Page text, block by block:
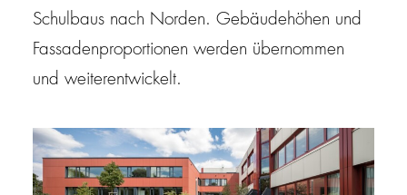
Schulbaus nach Norden. Gebäudehöhen und
Fassadenproportionen werden übernommen
und weiterentwickelt.